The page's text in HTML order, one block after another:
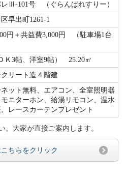
レⅢ-101号 （ぐらんぱれすりー）
早出町1261-1
円＋共益費3,000円 （駐車場1台
Ｋ3帖、洋室9帖） 25.20㎡
リート造４階建
ット無料、エアコン、全室照明器
ニターホン、給湯リモコン、温水
レースカーテンプレゼント
。大家が直接ご案内します。
ちらをクリック